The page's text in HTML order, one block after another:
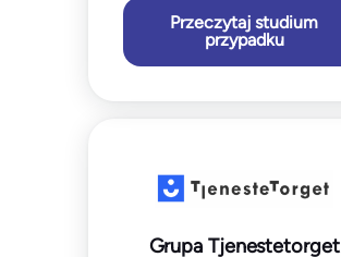
Przeczytaj studium
przypadku
Grupa Tjenestetorget